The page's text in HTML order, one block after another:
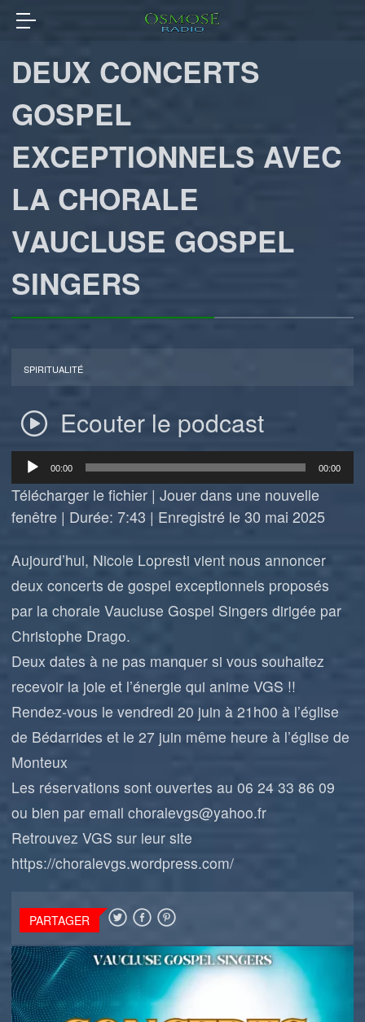
DEUX CONCERTS
GOSPEL
EXCEPTIONNELS AVEC
LA CHORALE
VAUCLUSE GOSPEL
SINGERS
SPIRITUALITÉ
Ecouter le podcast
Lecteur
audio
00:00 00:00
Télécharger le fichier |Jouer dans une nouvelle
fenêtre | Durée: 7:43 | Enregistré le 30 mai 2025
Aujourd’hui, Nicole Lopresti vient nous annoncer
deux concerts de gospel exceptionnels proposés
par la chorale Vaucluse Gospel Singers dirigée par
Christophe Drago.
Deux dates à ne pas manquer si vous souhaitez
recevoir la joie et l’énergie qui anime VGS !!
Rendez-vous le vendredi 20 juin à 21h00 à l’église
de Bédarrides et le 27 juin même heure à l’église de
Monteux
Les réservations sont ouvertes au 06 24 33 86 09
ou bien par emailchoralevgs@yahoo.fr
Retrouvez VGS sur leur site
https://choralevgs.wordpress.com/
PARTAGER